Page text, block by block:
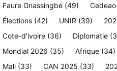
Faure Gnassingbé (49) Cedeao
Élections (42) UNIR (39)
Cote-d'ivoire (36) Diplomatie
Mondial 2026 (35) Afrique (34)
Mali (33) CAN 2025 (33)